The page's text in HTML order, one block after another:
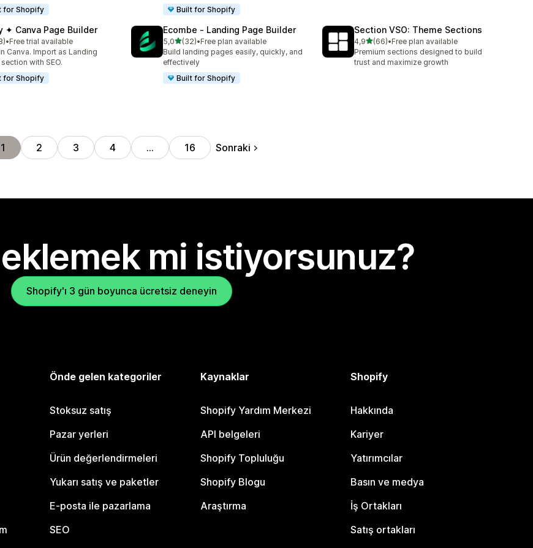
for Shopify
Built for Shopify
✦ Canva Page Builder
üzerinden
değerlendirme
•Free trial available
Canva. Import as Landing
with SEO.
for Shopify
Ecombe ‑ Landing Page Builder
5,05 yıldız üzerinden
(32)
toplam 32 değerlendirme
•Free plan available
Build landing pages easily, quickly, and
effectively
Built for Shopify
Section VSO: Theme Sections
4,95 yıldız üzerinden
(66)
toplam 66 değerlendirme
•Free plan available
Premium sections designed to build
trust and maximize growth
1 2 3 4 … 16 Sonraki
mi istiyorsunuz?
Shopify'ı 3 gün boyunca ücretsiz deneyin
Önde gelen kategoriler
Stoksuz satış
Pazar yerleri
Ürün değerlendirmeleri
Yukarı satış ve paketler
E-posta ile pazarlama
SEO
Kaynaklar
Shopify Yardım Merkezi
API belgeleri
Shopify Topluluğu
Shopify Blogu
Araştırma
Shopify
Hakkında
Kariyer
Yatırımcılar
Basın ve medya
İş Ortakları
Satış ortakları